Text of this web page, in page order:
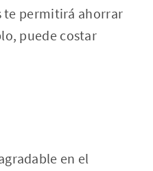
te permitirá ahorrar
puede costar
en el